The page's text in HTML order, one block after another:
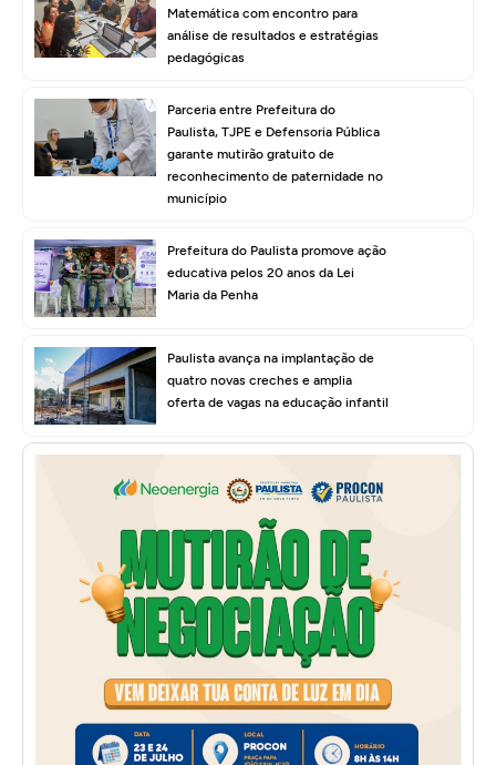
Matemática com encontro para
análise de resultados e estratégias
pedagógicas
Parceria entre Prefeitura do
Paulista, TJPE e Defensoria Pública
garante mutirão gratuito de
reconhecimento de paternidade no
município
Prefeitura do Paulista promove ação
educativa pelos 20 anos da Lei
Maria da Penha
Paulista avança na implantação de
quatro novas creches e amplia
oferta de vagas na educação infantil